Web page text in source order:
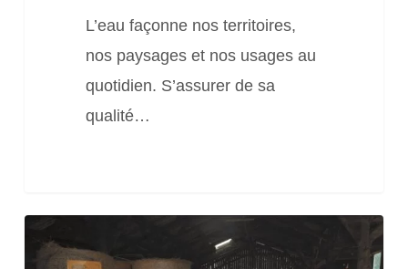
L’eau façonne nos territoires,
nos paysages et nos usages au
quotidien. S’assurer de sa
qualité…
d’agriculteurs